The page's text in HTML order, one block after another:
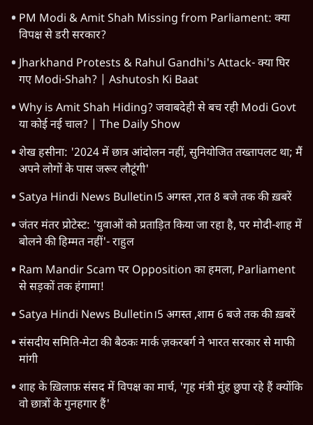
PM Modi & Amit Shah Missing from Parliament: क्या
विपक्ष से डरी सरकार?
Jharkhand Protests & Rahul Gandhi's Attack- क्या घिर
गए Modi-Shah? | Ashutosh Ki Baat
Why is Amit Shah Hiding? जवाबदेही से बच रही Modi Govt
या कोई नई चाल? | The Daily Show
शेख हसीना: '2024 में छात्र आंदोलन नहीं, सुनियोजित तख्तापलट था; मैं
अपने लोगों के पास जरूर लौटूंगी'
Satya Hindi News Bulletin।5 अगस्त ,रात 8 बजे तक की ख़बरें
जंतर मंतर प्रोटेस्ट: 'युवाओं को प्रताड़ित किया जा रहा है, पर मोदी-शाह में
बोलने की हिम्मत नहीं'- राहुल
Ram Mandir Scam पर Opposition का हमला, Parliament
से सड़कों तक हंगामा!
Satya Hindi News Bulletin।5 अगस्त ,शाम 6 बजे तक की ख़बरें
संसदीय समिति-मेटा की बैठकः मार्क ज़करबर्ग ने भारत सरकार से माफी
मांगी
शाह के ख़िलाफ़ संसद में विपक्ष का मार्च, 'गृह मंत्री मुंह छुपा रहे हैं क्योंकि
वो छात्रों के गुनहगार हैं'